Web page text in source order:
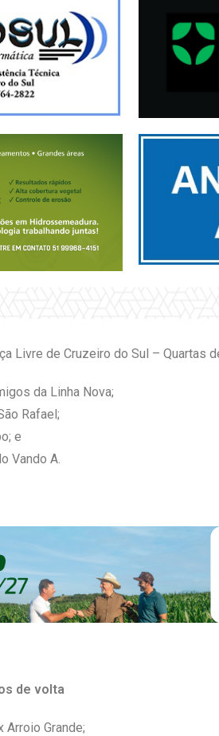
Livre de Cruzeiro do Sul – Quartas
da Linha Nova;
Rafael;
e
Vando A.
de volta
Arroio Grande;